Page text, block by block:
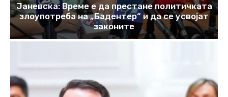
Јаневска: Време е да престане политичката
злоупотреба на „Бадентер“ и да се усвојат
законите